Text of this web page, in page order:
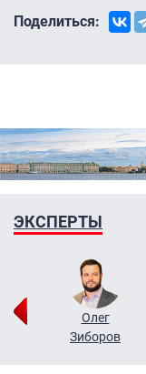
Поделиться:
ЭКСПЕРТЫ
Олег
Зиборов